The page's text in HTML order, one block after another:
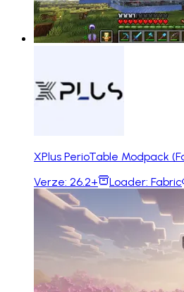
XPlus PerioTable Modpack
Verze: 26.2+ Loader: Fabric